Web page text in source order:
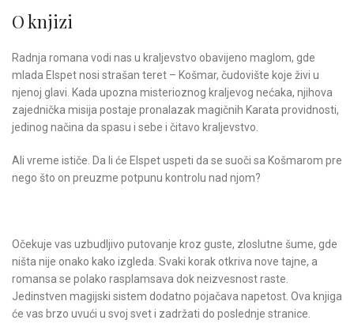
O knjizi
Radnja romana vodi nas u kraljevstvo obavijeno maglom, gde
mlada Elspet nosi strašan teret – Košmar, čudovište koje živi u
njenoj glavi. Kada upozna misterioznog kraljevog nećaka, njihova
zajednička misija postaje pronalazak magičnih Karata providnosti,
jedinog načina da spasu i sebe i čitavo kraljevstvo.
Ali vreme ističe. Da li će Elspet uspeti da se suoči sa Košmarom pre
nego što on preuzme potpunu kontrolu nad njom?
Očekuje vas uzbudljivo putovanje kroz guste, zloslutne šume, gde
ništa nije onako kako izgleda. Svaki korak otkriva nove tajne, a
romansa se polako rasplamsava dok neizvesnost raste.
Jedinstven magijski sistem dodatno pojačava napetost. Ova knjiga
će vas brzo uvući u svoj svet i zadržati do poslednje stranice.